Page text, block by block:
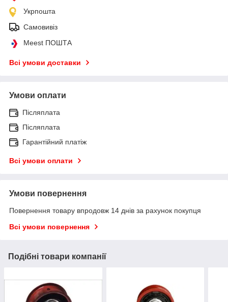
Укрпошта
Самовивіз
Meest ПОШТА
Всі умови доставки
Умови оплати
Післяплата
Післяплата
Гарантійний платіж
Всі умови оплати
Умови повернення
Повернення товару впродовж 14 днів за рахунок покупця
Всі умови повернення
Подібні товари компанії